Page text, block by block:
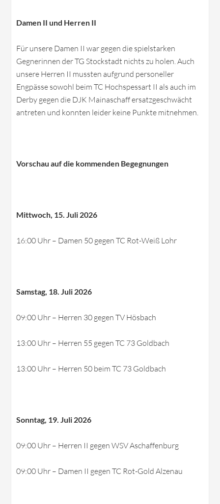
Damen II und Herren II
Für unsere Damen II war gegen die spielstarken
Gegnerinnen der TG Stockstadt nichts zu holen. Auch
unsere Herren II mussten aufgrund personeller
Engpässe sowohl beim TC Hochspessart II als auch im
Derby gegen die DJK Mainaschaff ersatzgeschwächt
antreten und konnten leider keine Punkte mitnehmen.
Vorschau auf die kommenden Begegnungen
Mittwoch, 15. Juli 2026
16:00 Uhr – Damen 50 gegen TC Rot-Weiß Lohr
Samstag, 18. Juli 2026
09:00 Uhr – Herren 30 gegen TV Hösbach
13:00 Uhr – Herren 55 gegen TC 73 Goldbach
13:00 Uhr – Herren 50 beim TC 73 Goldbach
Sonntag, 19. Juli 2026
09:00 Uhr – Herren II gegen WSV Aschaffenburg
09:00 Uhr – Damen II gegen TC Rot-Gold Alzenau